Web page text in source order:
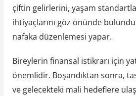
çiftin gelirlerini, yaşam
ihtiyaçlarını göz önünde
nafaka düzenlemesi yapar.
Bireylerin finansal istikrarı için
önemlidir. Boşandıktan sonra,
ve gelecekteki mali hedeflere